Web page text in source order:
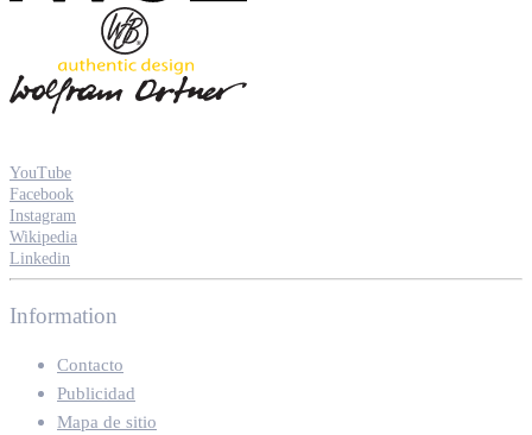
YouTube
Facebook
Instagram
Wikipedia
Linkedin
Information
Contacto
Publicidad
Mapa de sitio